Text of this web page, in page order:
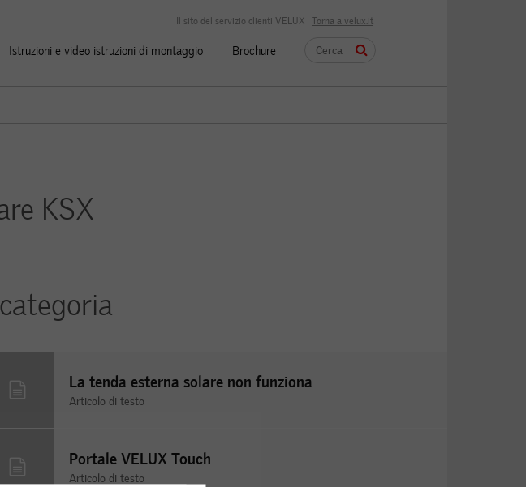
Il sito del servizio clienti VELUX Torna a velux.it
Istruzioni e video istruzioni di montaggio Brochure
KSX
La tenda esterna solare non funziona
Articolo di testo
Portale VELUX Touch
Articolo di testo